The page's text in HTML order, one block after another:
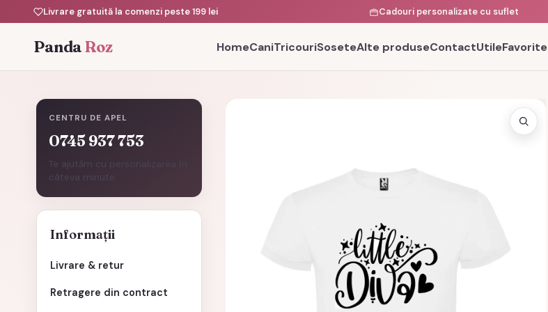
Livrare gratuită la comenzi peste 199 lei Cadouri personalizate cu suflet
PandaRoz HomeCaniTricouriSoseteAlte produseContactUtileFavorite
CENTRU DE APEL
0745 937 753
Te ajutăm cu personalizarea în
câteva minute.
Informații
Livrare & retur
Retragere din contract